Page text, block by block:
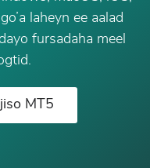
laheyn ee aalad
fursadaha meel
MT5